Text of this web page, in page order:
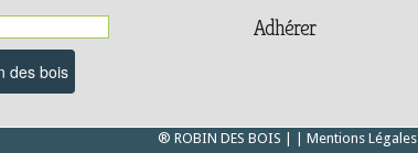
Adhérer
® ROBIN DES BOIS | | Mentions Légales